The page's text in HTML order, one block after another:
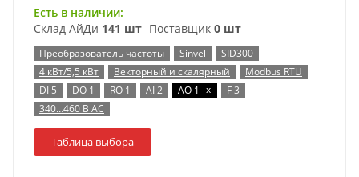
Есть в наличии:
Склад АйДи 141 шт Поставщик 0 шт
Преобразователь частоты Sinvel
SID300
4 кВт/5,5 кВт
Векторный и скалярный
Modbus RTU
DI 5
DO 1 RO 1 AI 2 AO 1 x
F 3
340…460 В AC
Таблица выбора